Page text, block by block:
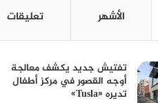
الأشهر تعليقات
تفتيش جديد يكشف معالجة
أوجه القصور في مركز أطفال
تديره «Tusla»